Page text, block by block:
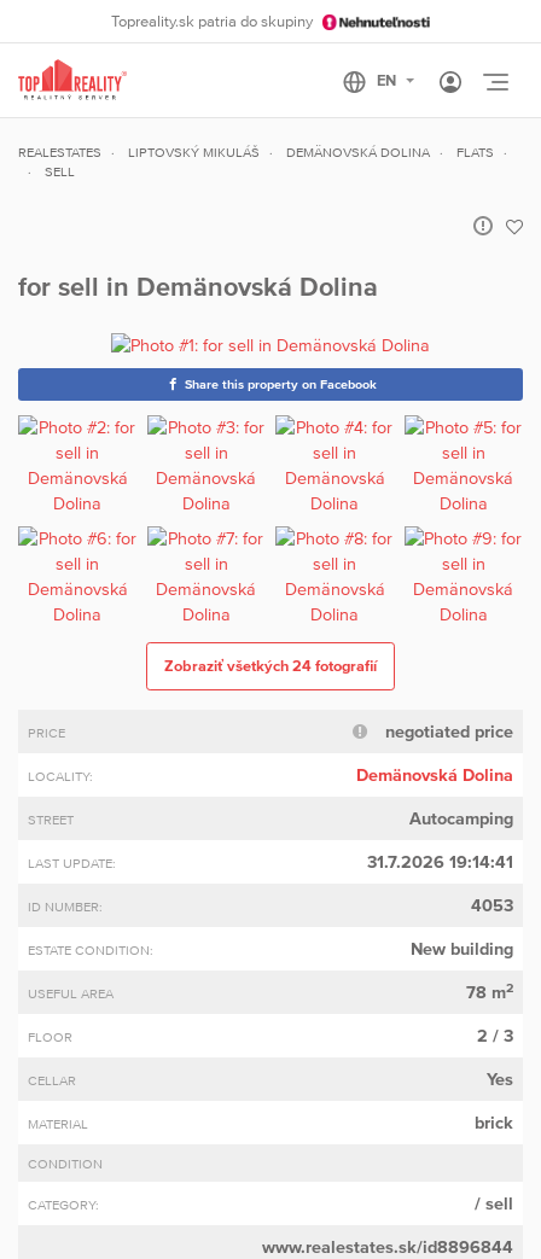
Topreality.sk patria do skupiny
REALESTATES LIPTOVSKÝ MIKULÁŠ DEMÄNOVSKÁ DOLINA
FLATS
SELL
for sell in Demänovská Dolina
Share this property on Facebook
Zobraziť všetkých 24 fotografií
PRICE negotiated price
LOCALITY: Demänovská Dolina
STREET Autocamping
LAST UPDATE: 31.7.2026 19:14:41
ID NUMBER: 4053
ESTATE CONDITION: New building
USEFUL AREA 78 m2
FLOOR 2 / 3
CELLAR Yes
MATERIAL brick
CONDITION
CATEGORY: / sell
www.realestates.sk/id8896844